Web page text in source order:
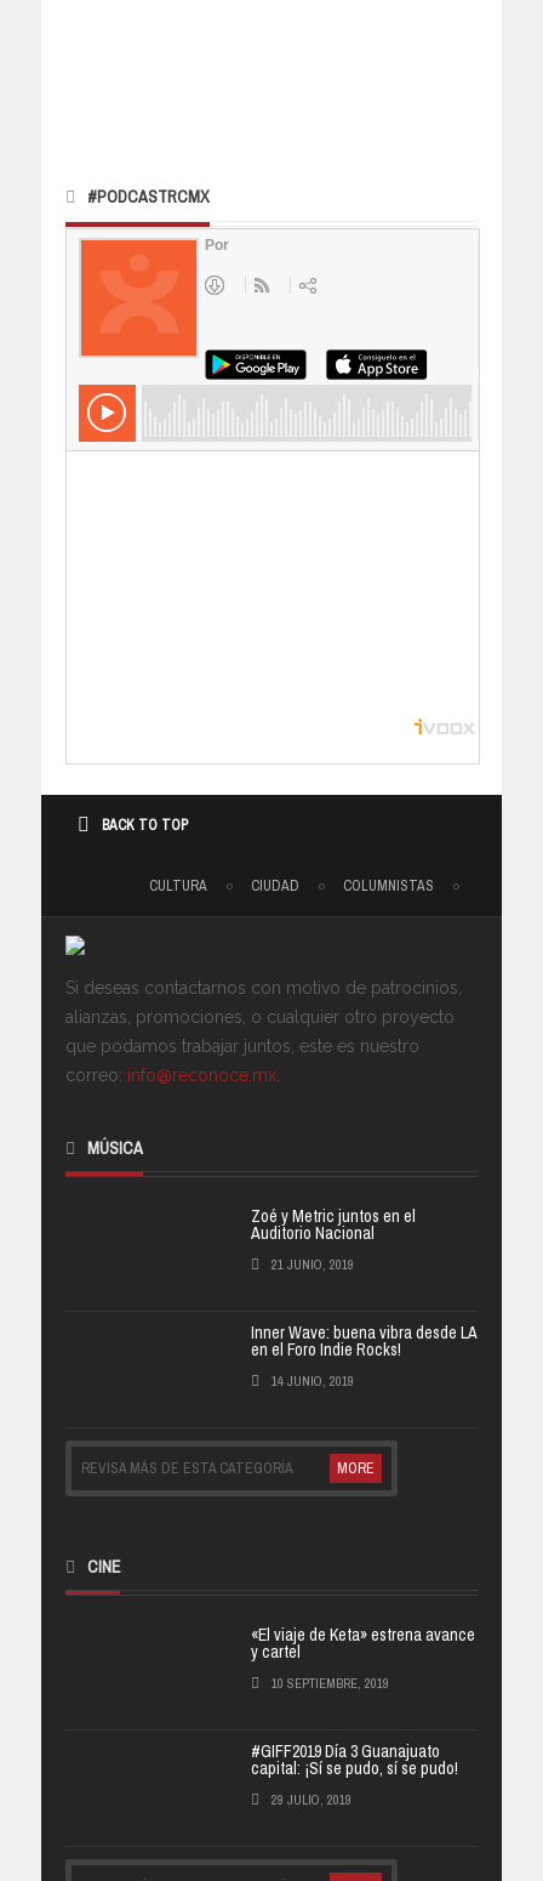
#PODCASTRCMX
BACK TO TOP
CULTURA CIUDAD COLUMNISTAS
Si deseas contactarnos con motivo de patrocinios,
alianzas, promociones, o cualquier otro proyecto
que podamos trabajar juntos, este es nuestro
correo: info@reconoce.mx
MÚSICA
Zoé y Metric juntos en el
Auditorio Nacional
21 JUNIO, 2019
Inner Wave: buena vibra desde LA
en el Foro Indie Rocks!
14 JUNIO, 2019
REVISA MÁS DE ESTA CATEGORÍA MORE
CINE
«El viaje de Keta» estrena avance
y cartel
10 SEPTIEMBRE, 2019
#GIFF2019 Día 3 Guanajuato
capital: ¡Sí se pudo, sí se pudo!
29 JULIO, 2019